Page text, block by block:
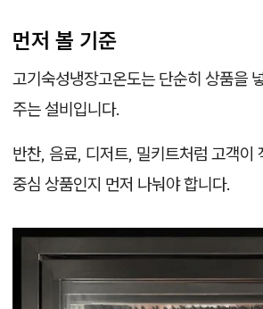
먼저 볼 기준
고기숙성냉장고온도는 단순히 상품을
주는 설비입니다.
반찬, 음료, 디저트, 밀키트처럼 고객
중심 상품인지 먼저 나눠야 합니다.